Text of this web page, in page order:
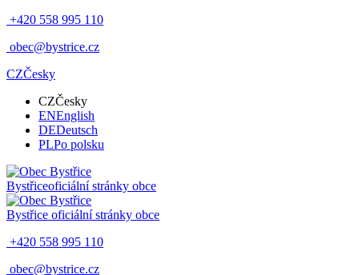
+420 558 995 110
obec@bystrice.cz
CZČesky
CZČesky
ENEnglish
DEDeutsch
PLPo polsku
Bystřiceoficiální stránky obce
Bystřice oficiální stránky obce
+420 558 995 110
obec@bystrice.cz